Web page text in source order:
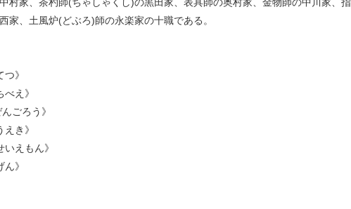
家、土風炉(どぶろ)師の永楽家の十職である。
》
え》
ごろう》
き》
えもん》
》